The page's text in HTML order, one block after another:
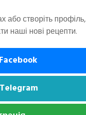
щоб воно
кипіло,
або створіть профіль,
наші нові рецепти.